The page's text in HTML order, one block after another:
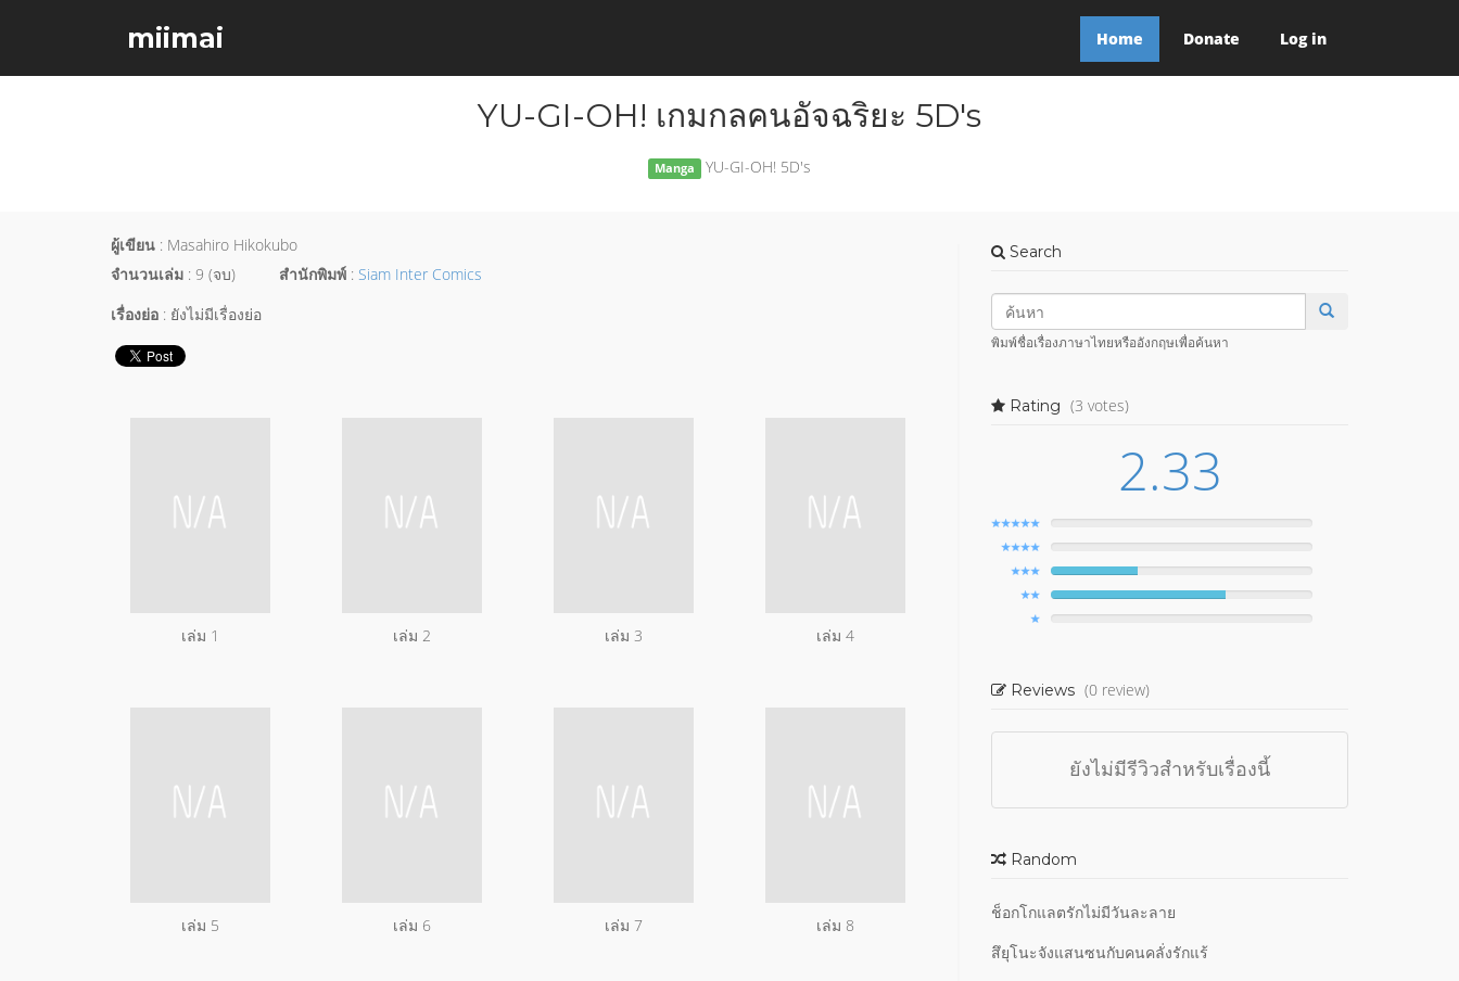
miimai Home Donate Log in
YU-GI-OH! เกมกลคนอัจฉริยะ 5D's
Manga YU-GI-OH! 5D's
ผู้เขียน : Masahiro Hikokubo
จำนวนเล่ม : 9 (จบ) สำนักพิมพ์ : Siam Inter Comics
เรื่องย่อ : ยังไม่มีเรื่องย่อ
เล่ม 1 เล่ม 2 เล่ม 3 เล่ม 4
เล่ม 5 เล่ม 6 เล่ม 7 เล่ม 8
Search
พิมพ์ชื่อเรื่องภาษาไทยหรืออังกฤษเพื่อค้นหา
Rating (3 votes)
2.33
Reviews (0 review)
ยังไม่มีรีวิวสำหรับเรื่องนี้
Random
ช็อกโกแลตรักไม่มีวันละลาย
สึยุโนะจังแสนซนกับคนคลั่งรักแร้